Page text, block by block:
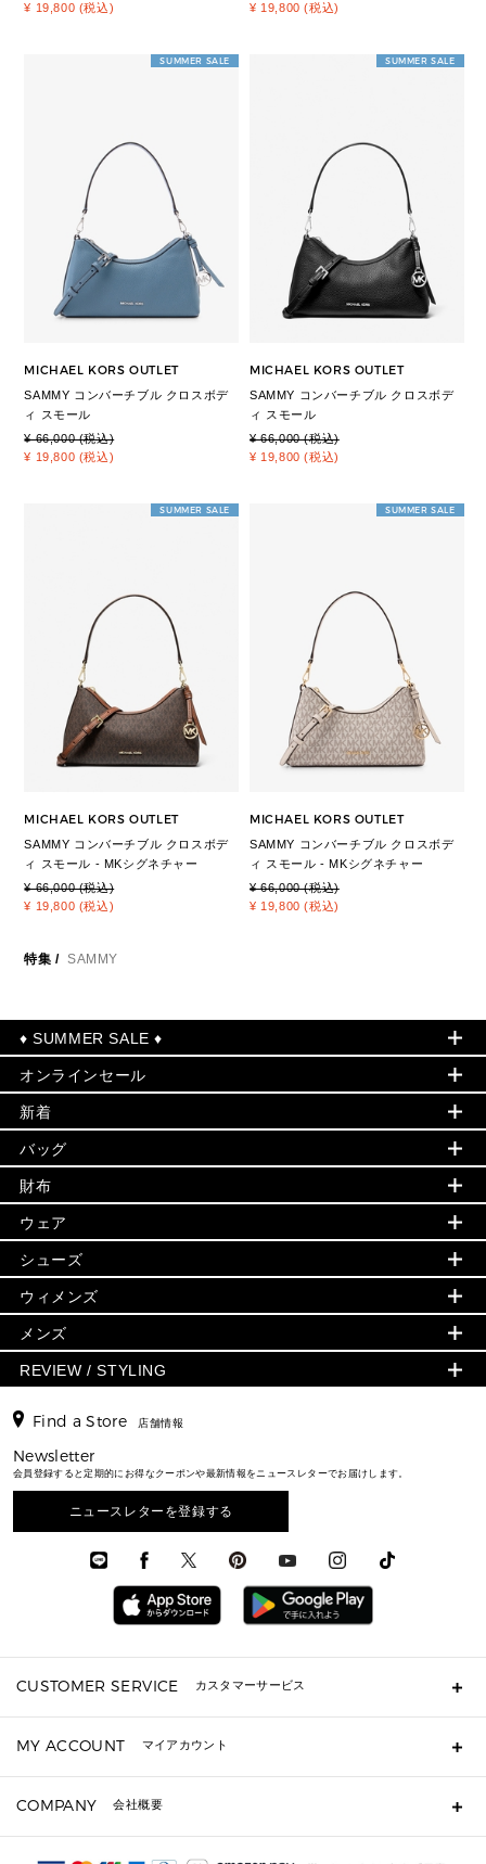
¥ 19,800 (税込)
¥ 19,800 (税込)
SUMMER SALE
MICHAEL KORS OUTLET
SAMMY コンバーチブル クロスボデ
ィ スモール
¥ 66,000 (税込)
¥ 19,800 (税込)
SUMMER SALE
MICHAEL KORS OUTLET
SAMMY コンバーチブル クロスボデ
ィ スモール
¥ 66,000 (税込)
¥ 19,800 (税込)
SUMMER SALE
MICHAEL KORS OUTLET
SAMMY コンバーチブル クロスボデ
ィ スモール - MKシグネチャー
¥ 66,000 (税込)
¥ 19,800 (税込)
SUMMER SALE
MICHAEL KORS OUTLET
SAMMY コンバーチブル クロスボデ
ィ スモール - MKシグネチャー
¥ 66,000 (税込)
¥ 19,800 (税込)
特集 / SAMMY
♦ SUMMER SALE ♦
セールおすすめアイテム
▶ ウィメンズ
バッグ
小物
シューズ・靴
ウェア
アクセサリー
時計
▶ メンズ
バッグ
ウェア
アクセサリー
オンラインセール
PRODUCT OF THE MONTH - 今月の特別価格
再値下げアイテム
追加アイテム
▶ ウィメンズすべて(ウェア・シューズ除く)
バッグ
財布・小物
ウェア
シューズ
時計・ジュエリー
アクセサリー
メンズ バッグ
メンズ 財布・小物
メンズ シューズ
メンズ ウェア
メンズ 時計・その他
新着
初夏のスタイル
▶ すべて
▶ ウィメンズすべて
財布・小物
アクセサリー
フレグランス
シューズ
▶ メンズすべて
メンズバッグ
メンズ財布・小物
メンズアクセサリー
メンズウェア
バッグ
人気の定番アイテム
日本限定 - バッグ
▶ ウィメンズすべて
トートバッグ
ショルダーバッグ
クロスボディ・斜め掛け
トラベル
通勤・通学アイテム
3 IN 1 / 2 IN 1 バッグ
▶ メンズすべて
財布
日本限定 - 財布・小物
▶ ウィメンズすべて
GREENWICH
折り財布(二つ折り・三つ折り)
長財布
▶ メンズすべて
ウェア
▶ ウィメンズすべて
トップス
スカート・パンツ
ジャケット・アウター
▶ メンズすべて
シューズ
▶ ウィメンズすべて
サンダル
スニーカー
▶ メンズすべて
シューズレビュー ▸
ウィメンズ
人気の定番アイテム
▶ ウィメンズすべて
新着
日本限定
▶ バッグすべて
通勤・通学アイテム
3 IN 1 バッグ
ミニ財布・フラグメントケース
▶ 小物すべて
定期ケース・カードケース・名刺入れ
▶ シューズ・靴
サンダル
メンズ
▶ メンズすべて
財布・小物
時計・ジュエリー
アクセサリー
REVIEW / STYLING
▶ すべて
スタイリング
エディターレビュー
Find a Store 店舗情報
Newsletter
会員登録すると定期的にお得なクーポンや最新情報をニュースレターでお届けします。
ニュースレターを登録する
CUSTOMER SERVICE カスタマーサービス
ギフト用にラッピングができますか？
ショッピングバッグを購入商品分送ってもらえますか？
注文後に完了メールが受信できないのですが？
MY ACCOUNT マイアカウント
COMPANY 会社概要